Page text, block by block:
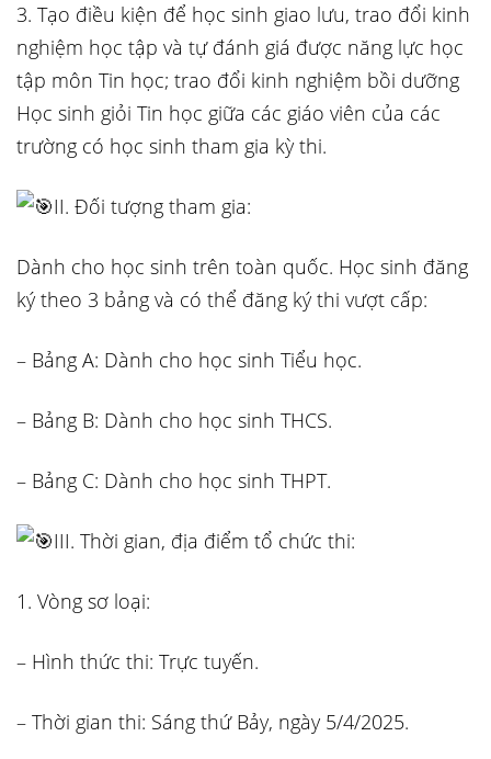
3. Tạo điều kiện để học sinh giao lưu, trao đổi kinh
nghiệm học tập và tự đánh giá được năng lực học
tập môn Tin học; trao đổi kinh nghiệm bồi dưỡng
Học sinh giỏi Tin học giữa các giáo viên của các
trường có học sinh tham gia kỳ thi.
II. Đối tượng tham gia:
Dành cho học sinh trên toàn quốc. Học sinh đăng
ký theo 3 bảng và có thể đăng ký thi vượt cấp:
– Bảng A: Dành cho học sinh Tiểu học.
– Bảng B: Dành cho học sinh THCS.
– Bảng C: Dành cho học sinh THPT.
III. Thời gian, địa điểm tổ chức thi:
1. Vòng sơ loại:
– Hình thức thi: Trực tuyến.
– Thời gian thi: Sáng thứ Bảy, ngày 5/4/2025.